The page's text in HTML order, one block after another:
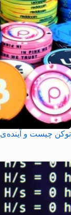
توکن چیست و